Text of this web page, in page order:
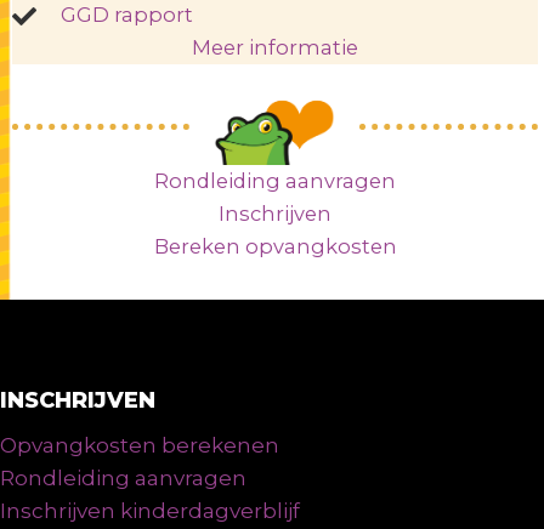
GGD rapport
Meer informatie
Rondleiding aanvragen
Inschrijven
Bereken opvangkosten
INSCHRIJVEN
Opvangkosten berekenen
Rondleiding aanvragen
Inschrijven kinderdagverblijf